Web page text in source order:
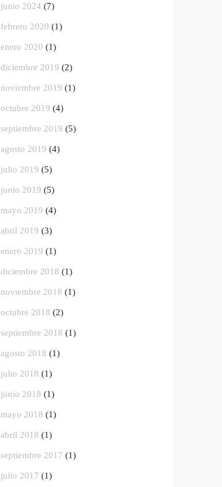
junio 2024 (7)
febrero 2020 (1)
enero 2020 (1)
diciembre 2019 (2)
noviembre 2019 (1)
octubre 2019 (4)
septiembre 2019 (5)
agosto 2019 (4)
julio 2019 (5)
junio 2019 (5)
mayo 2019 (4)
abril 2019 (3)
enero 2019 (1)
diciembre 2018 (1)
noviembre 2018 (1)
octubre 2018 (2)
septiembre 2018 (1)
agosto 2018 (1)
julio 2018 (1)
junio 2018 (1)
mayo 2018 (1)
abril 2018 (1)
septiembre 2017 (1)
julio 2017 (1)